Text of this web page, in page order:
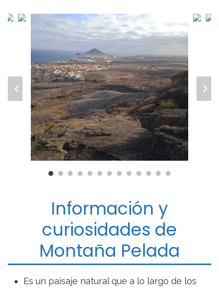
Información y
curiosidades de
Montaña Pelada
Es un paisaje natural que a lo largo de los